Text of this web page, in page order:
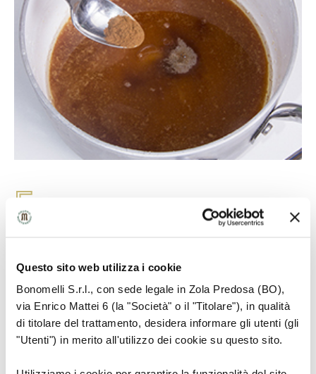
Questo sito web utilizza i cookie
Bonomelli S.r.l., con sede legale in Zola Predosa (BO),
via Enrico Mattei 6 (la "Società" o il "Titolare"), in qualità
di titolare del trattamento, desidera informare gli utenti (gli
"Utenti") in merito all'utilizzo dei cookie su questo sito.
5
Versare in padella i popcorn e mescolarli
bene al caramello.